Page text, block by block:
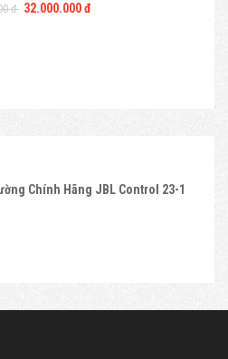
đ 32.000.000 đ
Chính Hãng JBL Control 23-1